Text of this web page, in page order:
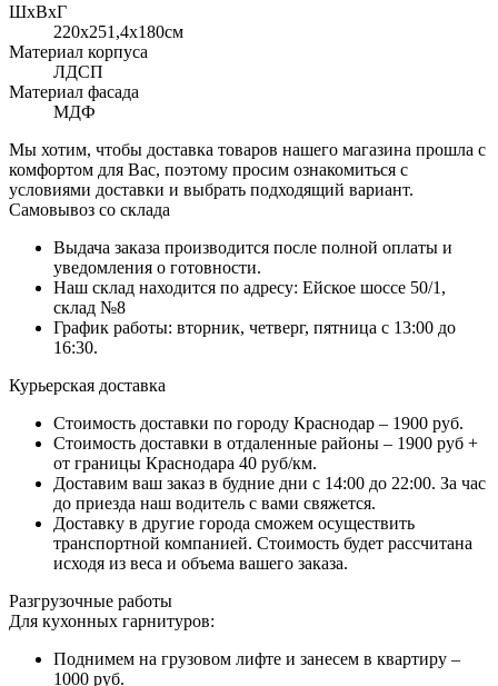
ШхВхГ
220x251,4х180см
Материал корпуса
ЛДСП
Материал фасада
МДФ
Мы хотим, чтобы доставка товаров нашего магазина прошла с
комфортом для Вас, поэтому просим ознакомиться с
условиями доставки и выбрать подходящий вариант.
Самовывоз со склада
Выдача заказа производится после полной оплаты и
уведомления о готовности.
Наш склад находится по адресу: Ейское шоссе 50/1,
склад №8
График работы: вторник, четверг, пятница с 13:00 до
16:30.
Курьерская доставка
Стоимость доставки по городу Краснодар – 1900 руб.
Стоимость доставки в отдаленные районы – 1900 руб +
от границы Краснодара 40 руб/км.
Доставим ваш заказ в будние дни с 14:00 до 22:00. За час
до приезда наш водитель с вами свяжется.
Доставку в другие города сможем осуществить
транспортной компанией. Стоимость будет рассчитана
исходя из веса и объема вашего заказа.
Разгрузочные работы
Для кухонных гарнитуров:
Поднимем на грузовом лифте и занесем в квартиру –
1000 руб.